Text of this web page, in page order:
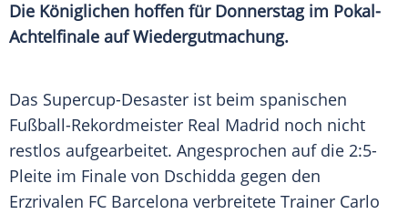
Die Königlichen hoffen für Donnerstag im Pokal-
Achtelfinale auf Wiedergutmachung.
Das Supercup-Desaster ist beim spanischen
Fußball-Rekordmeister Real Madrid noch nicht
restlos aufgearbeitet. Angesprochen auf die 2:5-
Pleite im Finale von Dschidda gegen den
Erzrivalen FC Barcelona verbreitete Trainer Carlo